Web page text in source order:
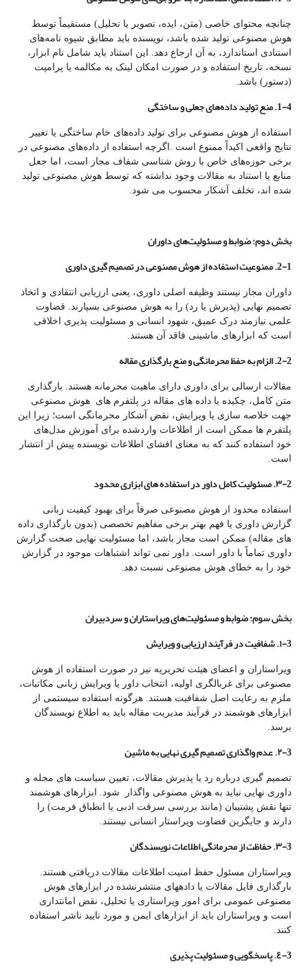
چنانچه محتوای خاصی (متن، ایده، تصویر یا تحلیل) مستقیماً توسط
هوش مصنوعی تولید شده باشد، نویسنده باید مطابق شیوه نامه‌های
استنادی استاندارد، به آن ارجاع دهد. این استناد باید شامل نام ابزار،
نسخه، تاریخ استفاده و در صورت امکان لینک به مکالمه یا پرامپت
(دستور) باشد.
1-4. منع تولید داده های جعلی و ساختگی
استفاده از هوش مصنوعی برای تولید داده‌های خام ساختگی یا تغییر
نتایج واقعی اکیداً ممنوع است .اگرچه استفاده از داده‌های مصنوعی در
برخی حوزه‌های خاص با روش شناسی شفاف مجاز است، اما جعل
منابع یا استناد به مقالات وجود نداشته که توسط هوش مصنوعی تولید
شده اند، تخلف آشکار محسوب می شود.
بخش دوم: ضوابط و مسئولیت‌های داوران
2-1. ممنوعیت استفاده از هوش مصنوعی در تصمیم
گیری داوری
داوران مجاز نیستند وظیفه اصلی داوری، یعنی ارزیابی انتقادی و اتخاذ
تصمیم نهایی (پذیرش یا رد) را به هوش مصنوعی بسپارند. قضاوت
علمی نیازمند درک عمیق، شهود انسانی و مسئولیت پذیری اخلاقی
است که ابزارهای ماشینی فاقد آن هستند.
2-2. الزام به حفظ محرمانگی و منع بارگذاری مقاله
مقالات ارسالی برای داوری دارای ماهیت محرمانه هستند. بارگذاری
متن کامل، چکیده یا داده های مقاله در پلتفرم های هوش مصنوعی
جهت خلاصه سازی یا ویرایش، نقض آشکار محرمانگی است؛ زیرا این
پلتفرم ها ممکن است از اطلاعات واردشده برای آموزش مدل‌های
خود استفاده کنند که به معنای افشای اطلاعات نویسنده پیش از انتشار
است.
2-٣. مسئولیت کامل داور در استفاده های ابزاری محدود
استفاده محدود از هوش مصنوعی صرفاً برای بهبود کیفیت زبانی
گزارش داوری یا فهم بهتر برخی مفاهیم تخصصی (بدون بارگذاری داده
های مقاله) ممکن است مجاز باشد، اما مسئولیت نهایی صحت گزارش
داوری تماماً با داور است. داور نمی تواند اشتباهات موجود در گزارش
خود را به خطای هوش مصنوعی نسبت دهد.
بخش سوم: ضوابط و مسئولیتهای ویراستاران و سردبیران
3-١. شفافیت در فرآیند ارزیابی و ویرایش
ویراستاران و اعضای هیئت تحریریه نیز در صورت استفاده از هوش
مصنوعی برای غربالگری اولیه، انتخاب داور یا ویرایش زبانی مکاتبات،
ملزم به رعایت اصل شفافیت هستند. هرگونه استفاده سیستمی از
ابزارهای هوشمند در فرآیند مدیریت مقاله باید به اطلاع نویسندگان
برسد.
3-٢. عدم واگذاری تصمیم گیری نهایی به ماشین
تصمیم گیری درباره رد یا پذیرش مقالات، تعیین سیاست های مجله و
داوری نهایی نباید به هوش مصنوعی واگذار شود. ابزارهای هوشمند
تنها نقش پشتیبان (مانند بررسی سرقت ادبی یا انطباق فرمت) را
دارند و جایگزین قضاوت ویراستار انسانی نیستند.
3-٣. حفاظت از محرمانگی اطلاعات نویسندگان
ویراستاران مسئول حفظ امنیت اطلاعات مقالات دریافتی هستند.
بارگذاری فایل مقالات یا دادههای منتشرنشده در ابزارهای هوش
مصنوعی عمومی برای امور ویراستاری یا تحلیل، نقض امانتداری
است و ویراستاران باید از ابزارهای ایمن و مورد تایید ناشر استفاده
کنند.
3-٤. پاسخگویی و مسئولیت پذیری